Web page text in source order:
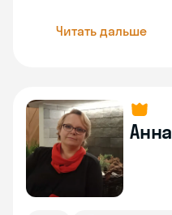
Читать дальше
Анна